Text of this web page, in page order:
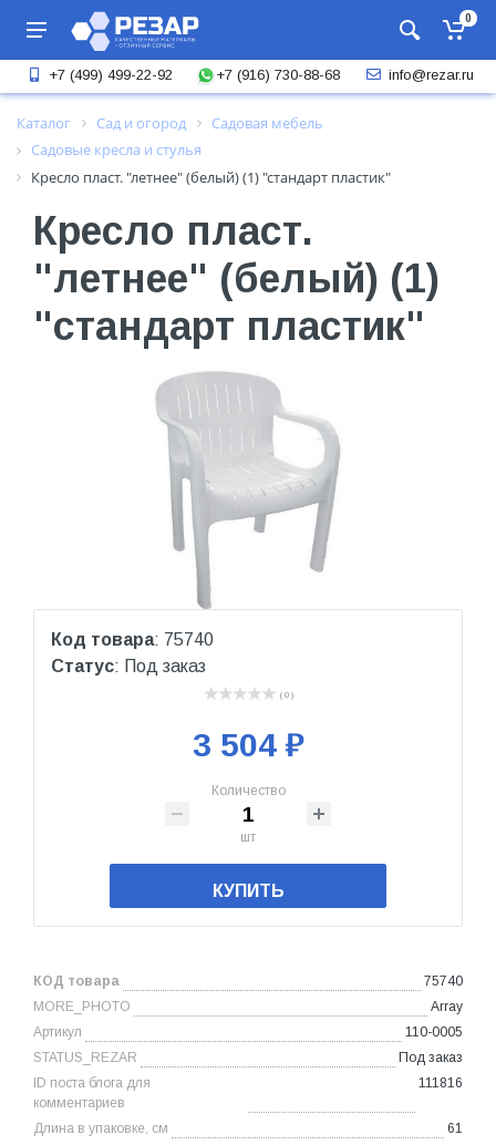
0
+7 (499) 499-22-92 +7 (916) 730-88-68 info@rezar.ru
Каталог Сад и огород
Садовая мебель
Садовые кресла и стулья
Кресло пласт. "летнее" (белый) (1) "стандарт пластик"
Кресло пласт.
"летнее" (белый) (1)
"стандарт пластик"
Код товара: 75740
Статус: Под заказ
( 0 )
3 504 ₽
Количество
шт
КУПИТЬ
КОД товара
75740
MORE_PHOTO
Array
Артикул
110-0005
STATUS_REZAR
Под заказ
ID поста блога для
комментариев
111816
Длина в упаковке, см
61